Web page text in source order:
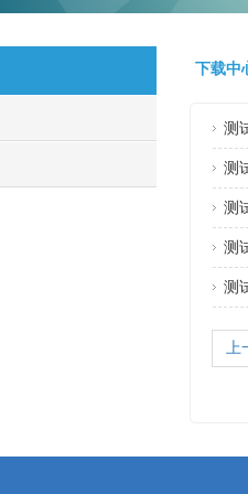
下载中
测
测
测
测
测
上